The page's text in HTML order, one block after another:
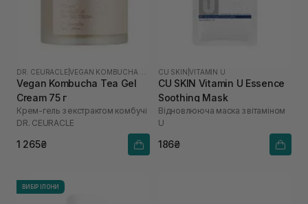
DR. CEURACLE |
Vegan Kombucha Tea Gel
Cream 75 г
Крем-гель з екстрактом комбучі
DR. СEURACLE
1 265₴
CU SKIN |VITAMIN U
CU SKIN Vitamin U Essence
Soothing Mask
Відновлююча маска з вітаміном
U
186₴
ВИБІР ІЛОНИ